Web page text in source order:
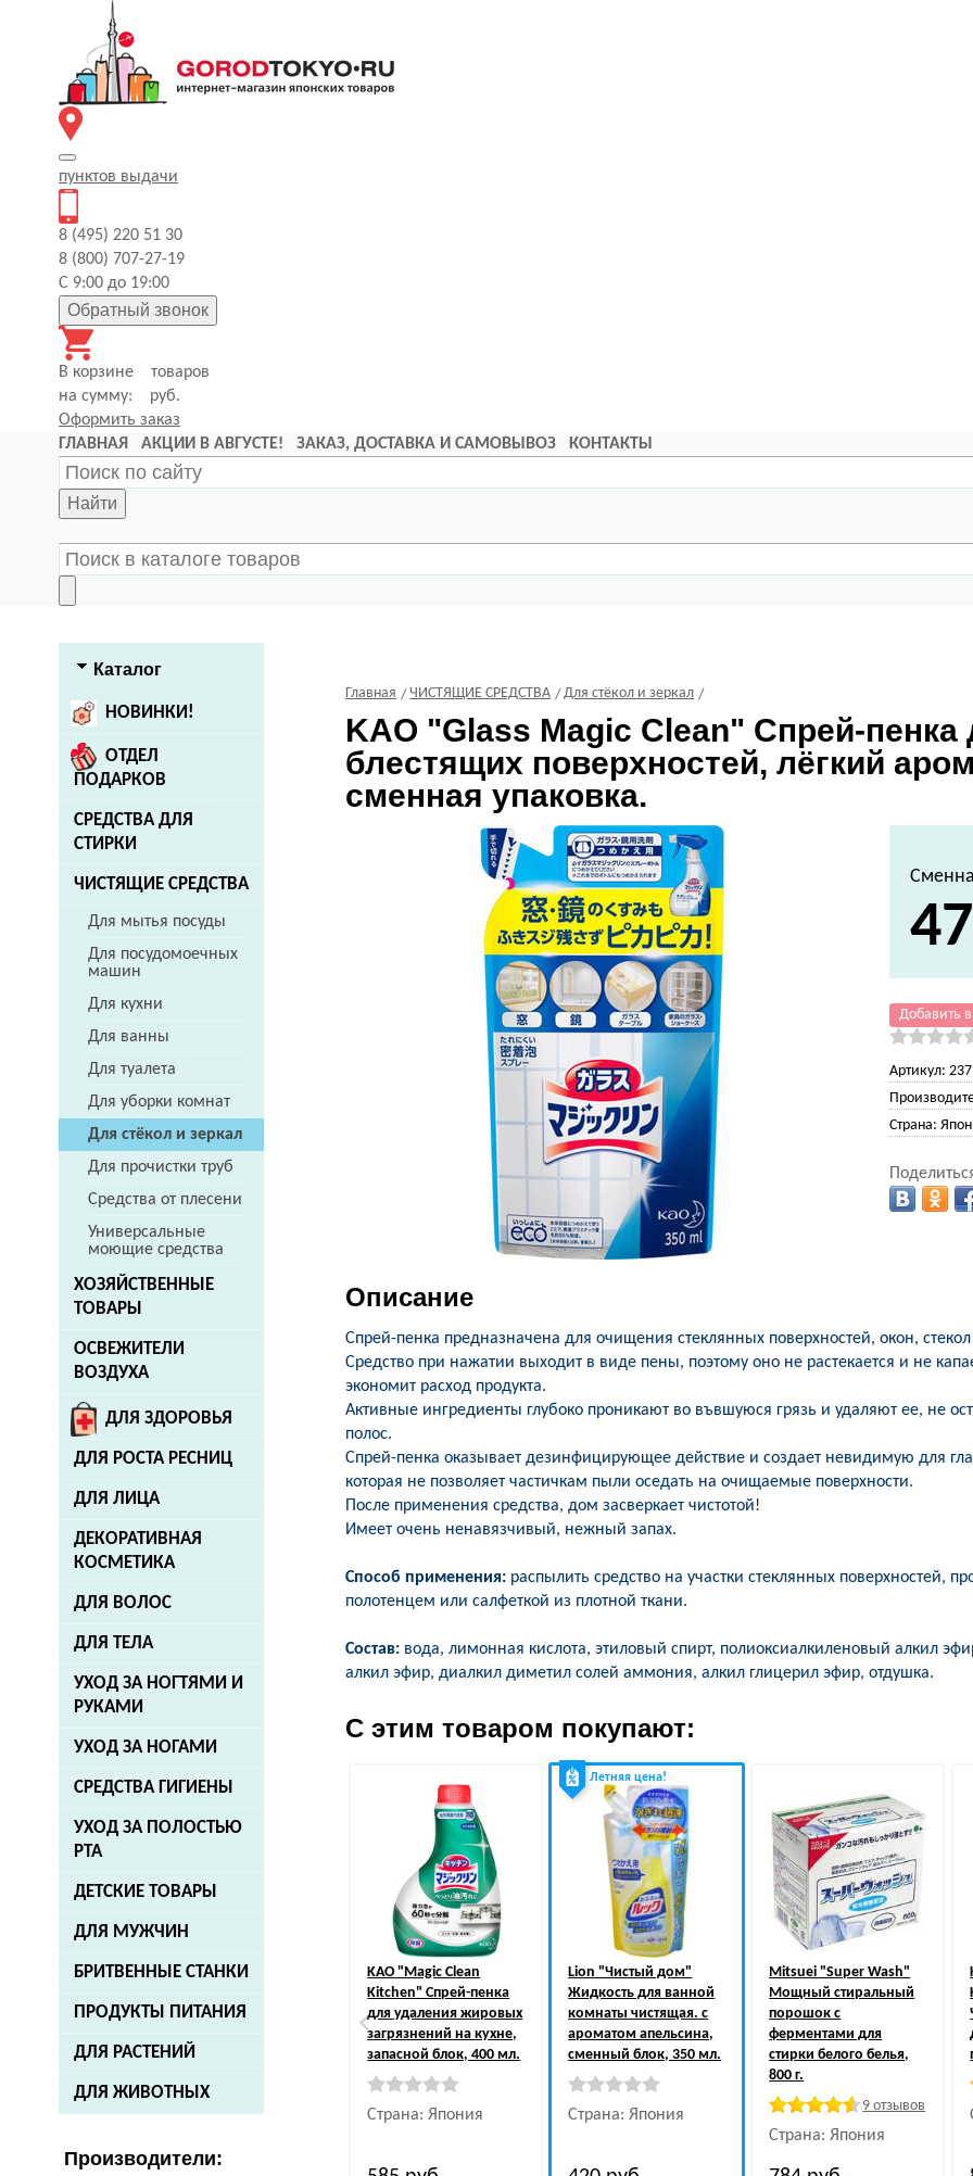
пунктов выдачи
8 (495) 220 51 30
8 (800) 707-27-19
С 9:00 до 19:00
Обратный звонок
В корзине
товаров
на сумму:
руб.
Оформить заказ
ГЛАВНАЯ
АКЦИИ В АВГУСТЕ! ЗАКАЗ, ДОСТАВКА И САМОВЫВОЗ КОНТАКТЫ
Найти
Каталог
НОВИНКИ!
ОТДЕЛ
ПОДАРКОВ
СРЕДСТВА ДЛЯ
СТИРКИ
ЧИСТЯЩИЕ СРЕДСТВА
Для мытья посуды
Для посудомоечных
машин
Для кухни
Для ванны
Для туалета
Для уборки комнат
Для стёкол и зеркал
Для прочистки труб
Средства от плесени
Универсальные
моющие средства
ХОЗЯЙСТВЕННЫЕ
ТОВАРЫ
ОСВЕЖИТЕЛИ
ВОЗДУХА
ДЛЯ ЗДОРОВЬЯ
ДЛЯ РОСТА РЕСНИЦ
ДЛЯ ЛИЦА
ДЕКОРАТИВНАЯ
КОСМЕТИКА
ДЛЯ ВОЛОС
ДЛЯ ТЕЛА
УХОД ЗА НОГТЯМИ И
РУКАМИ
УХОД ЗА НОГАМИ
СРЕДСТВА ГИГИЕНЫ
УХОД ЗА ПОЛОСТЬЮ
РТА
ДЕТСКИЕ ТОВАРЫ
ДЛЯ МУЖЧИН
БРИТВЕННЫЕ СТАНКИ
ПРОДУКТЫ ПИТАНИЯ
ДЛЯ РАСТЕНИЙ
ДЛЯ ЖИВОТНЫХ
Производители:
Главная ЧИСТЯЩИЕ СРЕДСТВА Для стёкол и зеркал
KAO "Glass Magic Clean" Спрей-
блестящих поверхностей, лёгкий
сменная упаковка.
Добавить
Артикул:
Страна:
Описание
Спрей-пенка предназначена для очищения стеклянных поверхностей, окон,
Средство при нажатии выходит в виде пены, поэтому оно не растекается и не
экономит расход продукта.
Активные ингредиенты глубоко проникают во въвшуюся грязь и удаляют ее, не
полос.
Спрей-пенка оказывает дезинфицирующее действие и создает невидимую для
которая не позволяет частичкам пыли оседать на очищаемые поверхности.
После применения средства, дом засверкает чистотой!
Имеет очень ненавязчивый, нежный запах.
Способ применения: распылить средство на участки стеклянных поверхностей,
полотенцем или салфеткой из плотной ткани.
Состав: вода, лимонная кислота, этиловый спирт, полиоксиалкиленовый алкил
алкил эфир, диалкил диметил солей аммония, алкил глицерил эфир, отдушка.
С этим товаром покупают:
KAO"Magiс Clean
Kitchen" Спрей-пенка
для удаления жировых
загрязнений на кухне,
запасной блок, 400 мл.
Страна: Япония
Летняя цена!
Lion "Чистый дом"
Жидкость для ванной
комнаты чистящая. с
ароматом апельсина,
сменный блок, 350 мл.
Страна: Япония
Mitsuei "Super Wash"
Мощный стиральный
порошок с
ферментами для
стирки белого белья,
800 г.
9 отзывов
Страна: Япония